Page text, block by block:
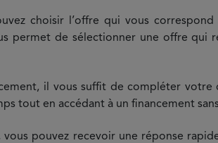
choisir l’offre qui vous
permet de sélectionner une offre qui
il vous suffit de compléter votre
tout en accédant à un financement
pouvez recevoir une réponse